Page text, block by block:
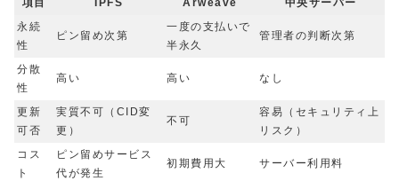
項目 IPFS Arweave
中央サーバー
永続
性
ピン留め次第
一度の支払いで
半永久
管理者の判断次第
分散
性
高い 高い なし
更新
可否
実質不可（CID変
更）
不可
容易（セキュリティ上
リスク）
コス
ト
ピン留めサービス
代が発生
初期費用大 サーバー利用料